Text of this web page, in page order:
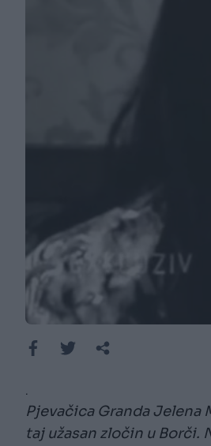
.
Pjevačica Granda Jelena
taj užasan zločin u Borči.